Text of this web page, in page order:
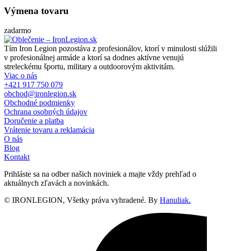
Výmena tovaru
zadarmo
Tím Iron Legion pozostáva z profesionálov, ktorí v minulosti slúžili
v profesionálnej armáde a ktorí sa dodnes aktívne venujú
streleckému športu, military a outdoorovým aktivitám.
Viac o nás
+421 917 750 079
obchod@ironlegion.sk
Obchodné podmienky
Ochrana osobných údajov
Doručenie a platba
Vrátenie tovaru a reklamácia
O nás
Blog
Kontakt
Prihláste sa na odber našich noviniek a majte vždy prehľad o
aktuálnych zľavách a novinkách.
© IRONLEGION, Všetky práva vyhradené. By Hanuliak.